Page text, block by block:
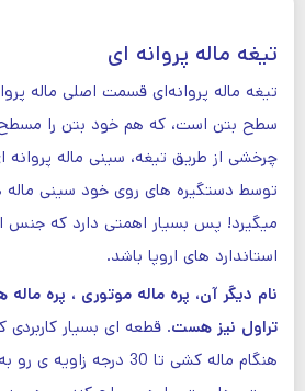
تیغه ماله پروانه ای
تیغه ماله پروانه‌ای قسمت اصلی ماله
سطح بتن است، که هم خود بتن را
چرخشی از طریق تیغه، سینی ماله
توسط دستگیره های روی خود سینی ماله
میگیرد! پس بسیار اهمتی دارد که جنس
استاندارد های اروپا باشد.
نام دیگر آن، پره ماله موتوری ، پره ماله
تراول نیز هست. قطعه ای بسیار
هنگام ماله کشی تا 30 درجه